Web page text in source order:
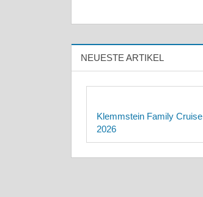
NEUESTE ARTIKEL
Klemmstein Family Cruise
2026